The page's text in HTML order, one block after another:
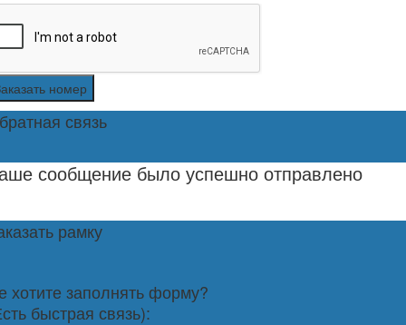
номер
связь
сообщение было успешно отправлено
рамку
хотите заполнять форму?
быстрая связь):